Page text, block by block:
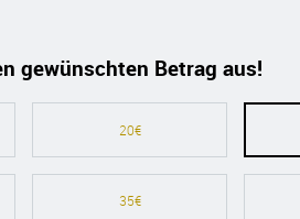
gewünschten Betrag aus!
20€
35€